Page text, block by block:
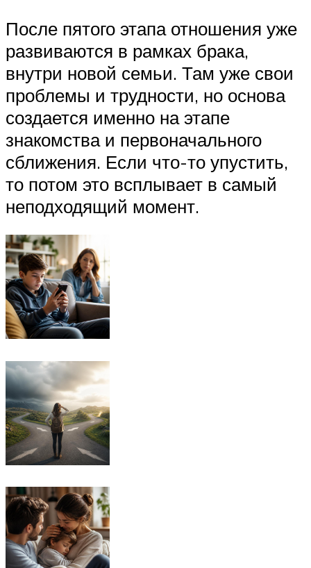
После пятого этапа отношения уже
развиваются в рамках брака,
внутри новой семьи. Там уже свои
проблемы и трудности, но основа
создается именно на этапе
знакомства и первоначального
сближения. Если что-то упустить,
то потом это всплывает в самый
неподходящий момент.